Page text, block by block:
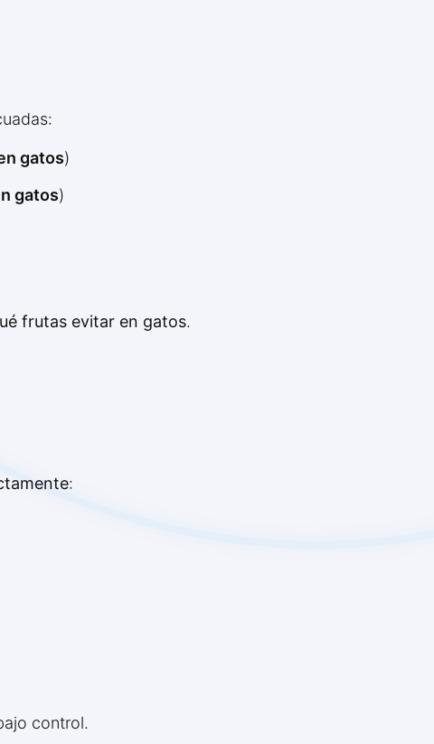
gatos)
gatos)
frutas evitar en gatos.
:
control.